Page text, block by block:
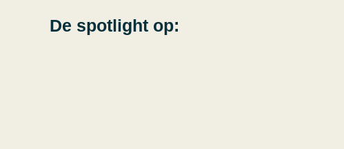
De spotlight op: